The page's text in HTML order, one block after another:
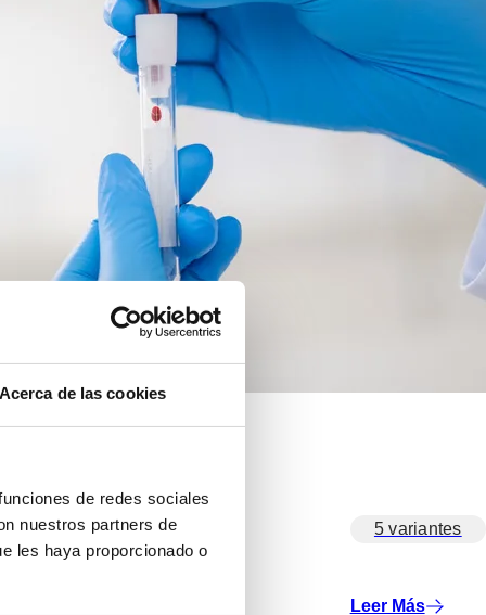
Acerca de las cookies
de redes sociales
nuestros partners de
les haya proporcionado o
5 variantes
Leer Más